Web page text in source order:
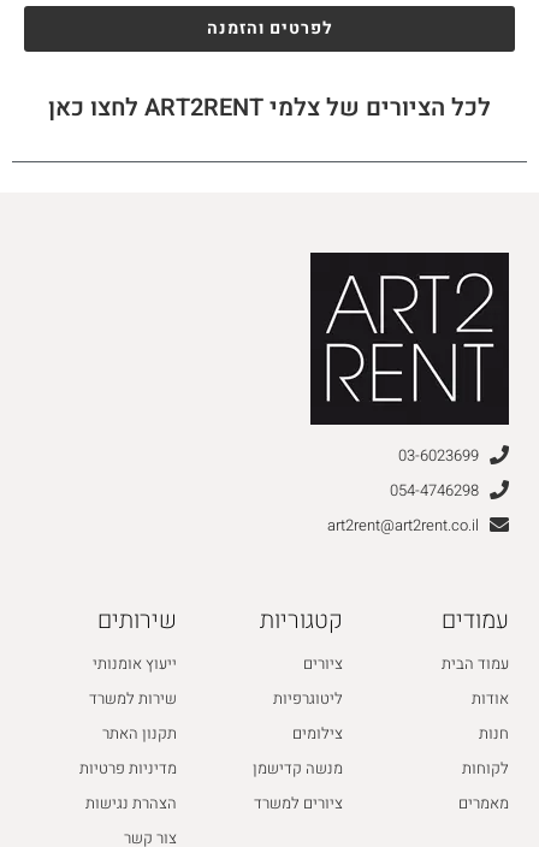
לפרטים והזמנה
לכל הציורים של צלמי ART2RENT לחצו כאן
03-6023699
054-4746298
art2rent@art2rent.co.il
עמודים
עמוד הבית
אודות
חנות
לקוחות
מאמרים
קטגוריות
ציורים
ליטוגרפיות
צילומים
מנשה קדישמן
ציורים למשרד
שירותים
ייעוץ אומנותי
שירות למשרד
תקנון האתר
מדיניות פרטיות
הצהרת נגישות
צור קשר